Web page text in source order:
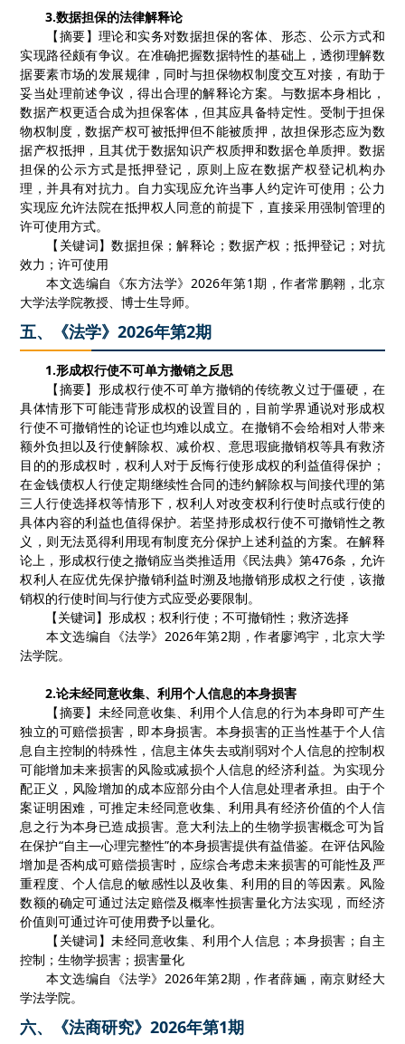
3.数据担保的法律解释论
【摘要】 理论和实务对数据担保的客体、形态、公示方式和
实现路径颇有争议。在准确把握数据特性的基础上，透彻理解数
据要素市场的发展规律，同时与担保物权制度交互对接，有助于
妥当处理前述争议，得出合理的解释论方案。与数据本身相比，
数据产权更适合成为担保客体，但其应具备特定性。受制于担保
物权制度，数据产权可被抵押但不能被质押，故担保形态应为数
据产权抵押，且其优于数据知识产权质押和数据仓单质押。数据
担保的公示方式是抵押登记，原则上应在数据产权登记机构办
理，并具有对抗力。自力实现应允许当事人约定许可使用；公力
实现应允许法院在抵押权人同意的前提下，直接采用强制管理的
许可使用方式。
【 关键词】数据担保 ；解释论 ； 数据产权 ； 抵押登记 ； 对抗
效力 ；许可使用
本文选编自《东方法学》2026年第1期，作者常鹏翱，北京
大学法学院教授、博士生导师。
五、《法学》2026年第2期
1.形成权行使不可单方撤销之反思
【摘要】形成权行使不可单方撤销的传统教义过于僵硬，在
具体情形下可能违背形成权的设置目的，目前学界通说对形成权
行使不可撤销性的论证也均难以成立。在撤销不会给相对人带来
额外负担以及行使解除权、减价权、意思瑕疵撤销权等具有救济
目的的形成权时，权利人对于反悔行使形成权的利益值得保护；
在金钱债权人行使定期继续性合同的违约解除权与间接代理的第
三人行使选择权等情形下，权利人对改变权利行使时点或行使的
具体内容的利益也值得保护。若坚持形成权行使不可撤销性之教
义，则无法觅得利用现有制度充分保护上述利益的方案。在解释
论上，形成权行使之撤销应当类推适用《民法典》第476条，允许
权利人在应优先保护撤销利益时溯及地撤销形成权之行使，该撤
销权的行使时间与行使方式应受必要限制。
【关键词】形成权 ；权利行使 ；不可撤销性 ；救济选择
本文选编自《法学》 2026年第2期，作者廖鸿宇，北京大学
法学院。
2.论未经同意收集、利用个人信息的本身损害
【摘要】未经同意收集、利用个人信息的行为本身即可产生
独立的可赔偿损害，即本身损害。本身损害的正当性基于个人信
息自主控制的特殊性，信息主体失去或削弱对个人信息的控制权
可能增加未来损害的风险或减损个人信息的经济利益。为实现分
配正义，风险增加的成本应部分由个人信息处理者承担。由于个
案证明困难，可推定未经同意收集、利用具有经济价值的个人信
息之行为本身已造成损害。意大利法上的生物学损害概念可为旨
在保护“自主—心理完整性”的本身损害提供有益借鉴。在评估风险
增加是否构成可赔偿损害时，应综合考虑未来损害的可能性及严
重程度、个人信息的敏感性以及收集、利用的目的等因素。风险
数额的确定可通过法定赔偿及概率性损害量化方法实现，而经济
价值则可通过许可使用费予以量化。
【关键词】未经同意收集、利用个人信息 ； 本身损害 ； 自主
控制 ；生物学损害 ；损害量化
本文选编自《法学》 2026年第2期，作者薛婳，南京财经大
学法学院。
六、《法商研究》2026年第1期